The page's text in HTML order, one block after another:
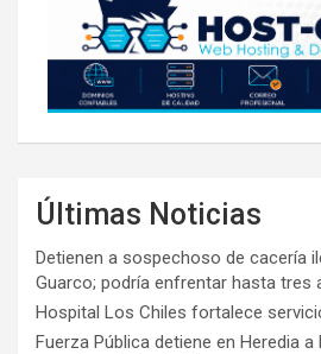
Últimas Noticias
Detienen a sospechoso de cacería
Guarco; podría enfrentar hasta tres
Hospital Los Chiles fortalece
Fuerza Pública detiene en Heredia